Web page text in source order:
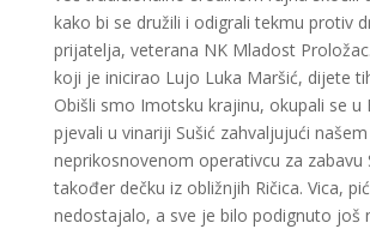
kako bi se družili i odigrali tekmu protiv
prijatelja, veterana NK Mladost
koji je inicirao Lujo Luka Maršić, dijete
Obišli smo Imotsku krajinu, okupali se u
pjevali u vinariji Sušić zahvaljujući našem
neprikosnovenom operativcu za zabavu
također dečku iz obližnjih Ričica. Vica,
nedostajalo, a sve je bilo podignuto još